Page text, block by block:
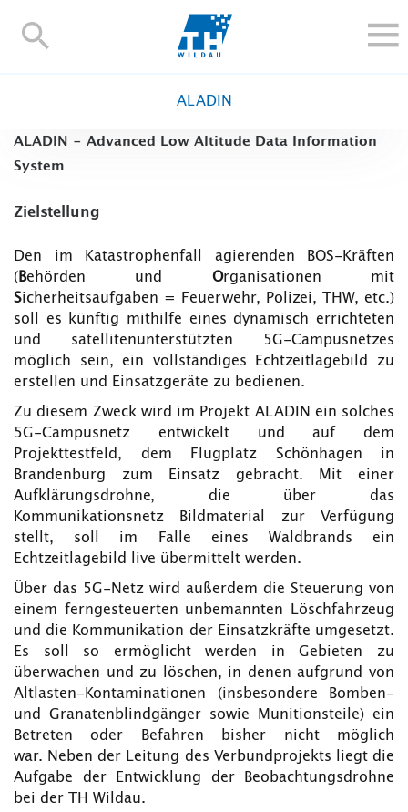
TH-
FORSCHUNG UND TRANSFER
HOCHSCHULE
Blogs Kontakt und Anfahrt Webmail Moodle
TH Online-Portal Personensuche
ALADIN
ALADIN - Advanced Low Altitude Data Information
System
Zielstellung
Den im Katastrophenfall agierenden BOS-Kräften
(Behörden und Organisationen mit
Sicherheitsaufgaben = Feuerwehr, Polizei, THW, etc.)
soll es künftig mithilfe eines dynamisch errichteten
und satellitenunterstützten 5G-Campusnetzes
möglich sein, ein vollständiges Echtzeitlagebild zu
erstellen und Einsatzgeräte zu bedienen.
Zu diesem Zweck wird im Projekt ALADIN ein solches
5G-Campusnetz entwickelt und auf dem
Projekttestfeld, dem Flugplatz Schönhagen in
Brandenburg zum Einsatz gebracht. Mit einer
Aufklärungsdrohne, die über das
Kommunikationsnetz Bildmaterial zur Verfügung
stellt, soll im Falle eines Waldbrands ein
Echtzeitlagebild live übermittelt werden.
Über das 5G-Netz wird außerdem die Steuerung von
einem ferngesteuerten unbemannten Löschfahrzeug
und die Kommunikation der Einsatzkräfte umgesetzt.
Es soll so ermöglicht werden in Gebieten zu
überwachen und zu löschen, in denen aufgrund von
Altlasten-Kontaminationen (insbesondere Bomben-
und Granatenblindgänger sowie Munitionsteile) ein
Betreten oder Befahren bisher nicht möglich
war. Neben der Leitung des Verbundprojekts liegt die
Aufgabe der Entwicklung der Beobachtungsdrohne
bei der TH Wildau.